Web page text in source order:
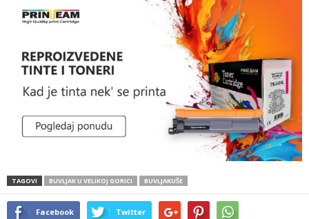
TAGOVI BUVLJAK U VELIKOJ GORICI BUVLJAKUŠE
Facebook Twitter